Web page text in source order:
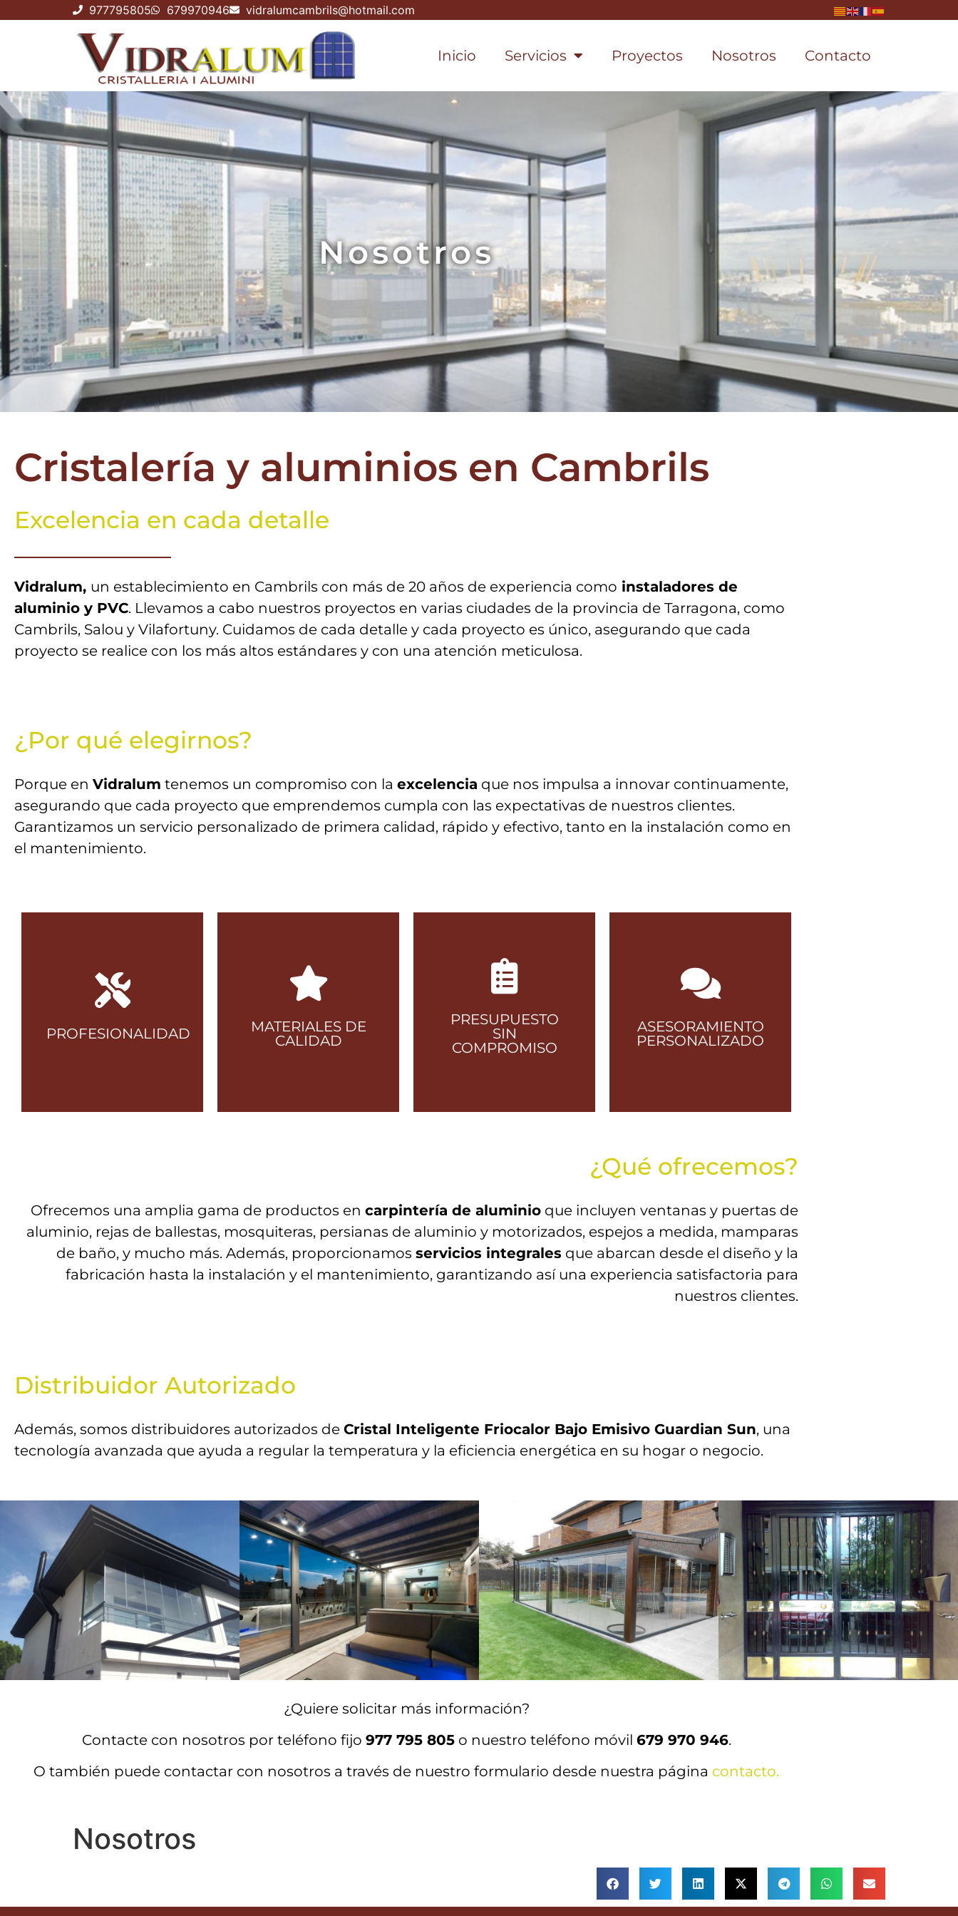
977795805 679970946 vidralumcambrils@hotmail.com
Inicio Servicios Proyectos Nosotros Contacto
Nosotros
Cristalería y aluminios en Cambrils
Excelencia en cada detalle
Vidralum, un establecimiento en Cambrils con más de 20 años de experiencia como instaladores de
aluminio y PVC. Llevamos a cabo nuestros proyectos en varias ciudades de la provincia de Tarragona, como
Cambrils, Salou y Vilafortuny. Cuidamos de cada detalle y cada proyecto es único, asegurando que cada
proyecto se realice con los más altos estándares y con una atención meticulosa.
¿Por qué elegirnos?
Porque en Vidralum tenemos un compromiso con la excelencia que nos impulsa a innovar continuamente,
asegurando que cada proyecto que emprendemos cumpla con las expectativas de nuestros clientes.
Garantizamos un servicio personalizado de primera calidad, rápido y efectivo, tanto en la instalación como en
el mantenimiento.
PROFESIONALIDAD
proyecto sin
importar la
complejidad.
MATERIALES DE
CALIDAD
duraderos,
asegurando la
excelencia del
resultado.
PRESUPUESTO
SIN
COMPROMISO
planificar su
proyecto con total
tranquilidad y
transparencia.
ASESORAMIENTO
PERSONALIZADO
Nuestro equipo
de expertos
soluciones a
medida para cada
cliente.
¿Qué ofrecemos?
Ofrecemos una amplia gama de productos en carpintería de aluminio que incluyen ventanas y puertas de
aluminio, rejas de ballestas, mosquiteras, persianas de aluminio y motorizados, espejos a medida, mamparas
de baño, y mucho más. Además, proporcionamos servicios integrales que abarcan desde el diseño y la
fabricación hasta la instalación y el mantenimiento, garantizando así una experiencia satisfactoria para
nuestros clientes.
Distribuidor Autorizado
Además, somos distribuidores autorizados de Cristal Inteligente Friocalor Bajo Emisivo Guardian Sun, una
tecnología avanzada que ayuda a regular la temperatura y la eficiencia energética en su hogar o negocio.
¿Quiere solicitar más información?
Contacte con nosotros por teléfono fijo 977 795 805o nuestro teléfono móvil 679 970 946.
O también puede contactar con nosotros a través de nuestro formulario desde nuestra página contacto.
Nosotros